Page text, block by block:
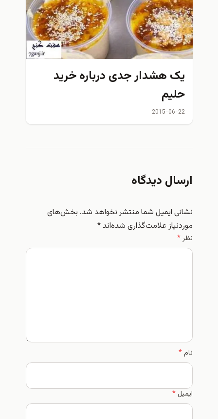
یک هشدار جدی درباره خريد
حلیم
2015-06-22
ارسال دیدگاه
نشانی ایمیل شما منتشر نخواهد شد. بخش‌های
موردنیاز علامت‌گذاری شده‌اند*
نظر*
نام*
ایمیل*